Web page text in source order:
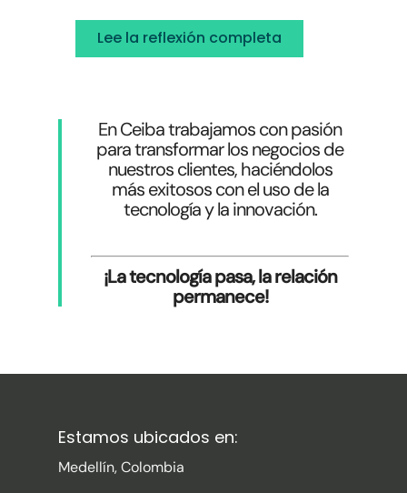
Lee la reflexión completa
En Ceiba trabajamos con pasión
para transformar los negocios de
nuestros clientes, haciéndolos
más exitosos con el uso de la
tecnología y la innovación.
¡La tecnología pasa, la relación
permanece!
Estamos ubicados en:
Medellín, Colombia